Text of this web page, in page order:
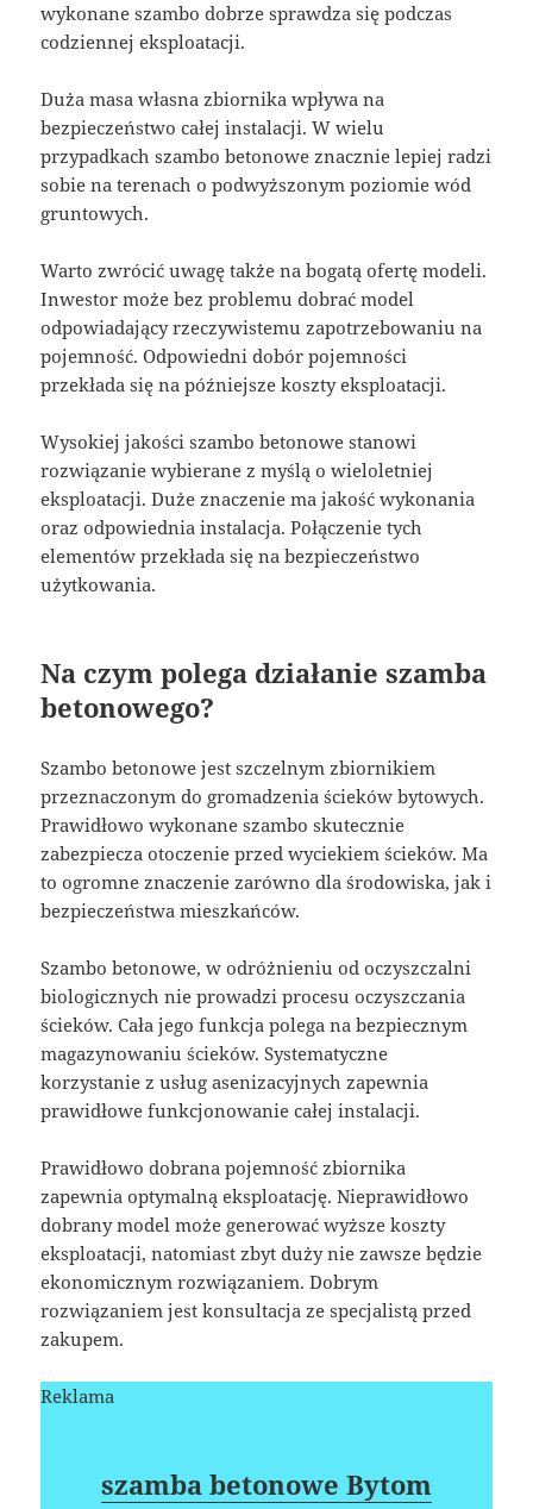
wykonane szambo dobrze sprawdza się podczas
codziennej eksploatacji.
Duża masa własna zbiornika wpływa na
bezpieczeństwo całej instalacji. W wielu
przypadkach szambo betonowe znacznie lepiej radzi
sobie na terenach o podwyższonym poziomie wód
gruntowych.
Warto zwrócić uwagę także na bogatą ofertę modeli.
Inwestor może bez problemu dobrać model
odpowiadający rzeczywistemu zapotrzebowaniu na
pojemność. Odpowiedni dobór pojemności
przekłada się na późniejsze koszty eksploatacji.
Wysokiej jakości szambo betonowe stanowi
rozwiązanie wybierane z myślą o wieloletniej
eksploatacji. Duże znaczenie ma jakość wykonania
oraz odpowiednia instalacja. Połączenie tych
elementów przekłada się na bezpieczeństwo
użytkowania.
Na czym polega działanie szamba
betonowego?
Szambo betonowe jest szczelnym zbiornikiem
przeznaczonym do gromadzenia ścieków bytowych.
Prawidłowo wykonane szambo skutecznie
zabezpiecza otoczenie przed wyciekiem ścieków. Ma
to ogromne znaczenie zarówno dla środowiska, jak i
bezpieczeństwa mieszkańców.
Szambo betonowe, w odróżnieniu od oczyszczalni
biologicznych nie prowadzi procesu oczyszczania
ścieków. Cała jego funkcja polega na bezpiecznym
magazynowaniu ścieków. Systematyczne
korzystanie z usług asenizacyjnych zapewnia
prawidłowe funkcjonowanie całej instalacji.
Prawidłowo dobrana pojemność zbiornika
zapewnia optymalną eksploatację. Nieprawidłowo
dobrany model może generować wyższe koszty
eksploatacji, natomiast zbyt duży nie zawsze będzie
ekonomicznym rozwiązaniem. Dobrym
rozwiązaniem jest konsultacja ze specjalistą przed
zakupem.
Reklama
szamba betonowe Bytom